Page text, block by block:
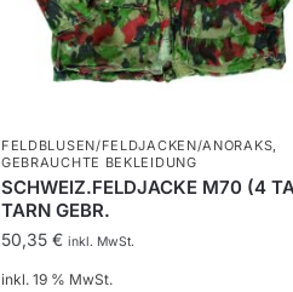
FELDBLUSEN/FELDJACKEN/ANORAKS,
GEBRAUCHTE BEKLEIDUNG
SCHWEIZ.FELDJACKE M70 (4
TARN GEBR.
50,35 € inkl. MwSt.
inkl. 19 % MwSt.